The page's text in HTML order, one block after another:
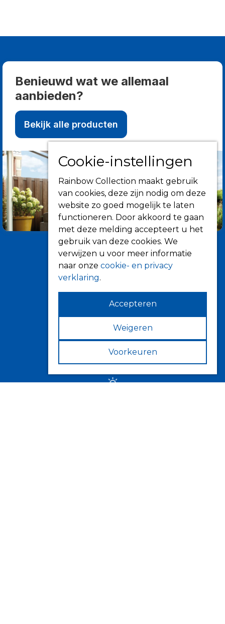
Benieuwd wat we allemaal
aanbieden?
Bekijk alle producten
Informatie
Over ons
Tips
Verkooppunten
Cookie-instellingen
Rainbow Collection maakt gebruik
van cookies, deze zijn nodig om deze
website zo goed mogelijk te laten
functioneren. Door akkoord te gaan
met deze melding accepteert u het
gebruik van deze cookies. We
verwijzen u voor meer informatie
naar onze cookie- en privacy
verklaring.
Accepteren
Weigeren
Voorkeuren